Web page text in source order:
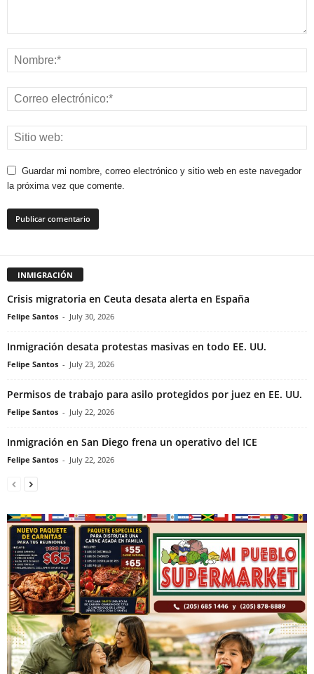
Guardar mi nombre, correo electrónico y sitio web en este navegador
la próxima vez que comente.
INMIGRACIÓN
Crisis migratoria en Ceuta desata alerta en España
Felipe Santos - July 30, 2026
Inmigración desata protestas masivas en todo EE. UU.
Felipe Santos - July 23, 2026
Permisos de trabajo para asilo protegidos por juez en EE. UU.
Felipe Santos - July 22, 2026
Inmigración en San Diego frena un operativo del ICE
Felipe Santos - July 22, 2026